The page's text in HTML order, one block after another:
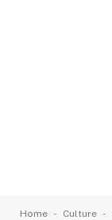
Home - Culture -